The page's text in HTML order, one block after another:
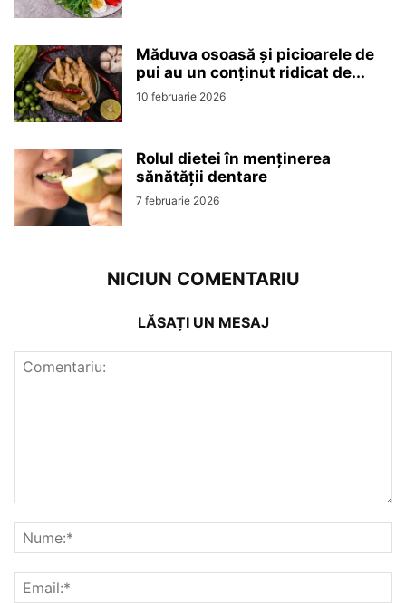
Măduva osoasă și picioarele de
pui au un conținut ridicat de...
10 februarie 2026
Rolul dietei în menținerea
sănătății dentare
7 februarie 2026
NICIUN COMENTARIU
LĂSAȚI UN MESAJ